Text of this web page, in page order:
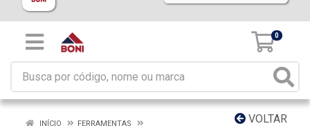
0
VOLTAR
INÍCIO
FERRAMENTAS